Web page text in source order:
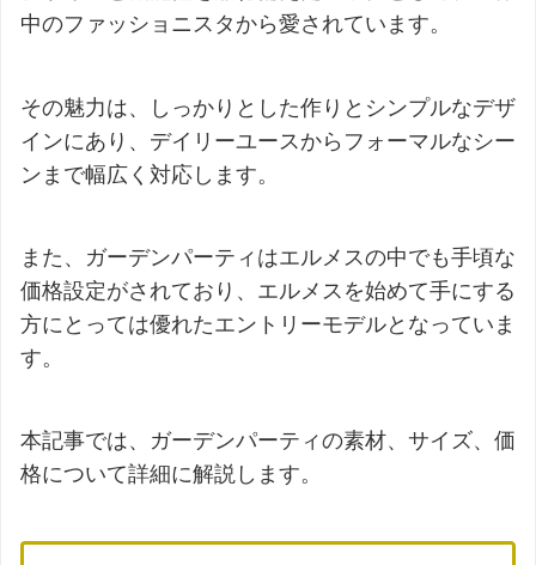
中のファッショニスタから愛されています。
その魅力は、しっかりとした作りとシンプルなデザ
インにあり、デイリーユースからフォーマルなシー
ンまで幅広く対応します。
また、ガーデンパーティはエルメスの中でも手頃な
価格設定がされており、エルメスを始めて手にする
方にとっては優れたエントリーモデルとなっていま
す。
本記事では、ガーデンパーティの素材、サイズ、価
格について詳細に解説します。